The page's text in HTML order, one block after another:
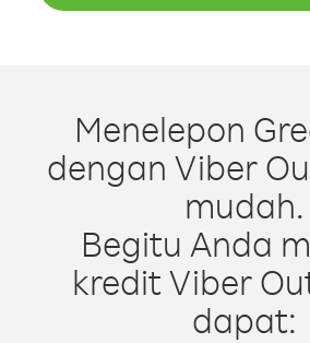
Menelepon
dengan Viber
mudah.
Begitu Anda
kredit Viber
dapat: